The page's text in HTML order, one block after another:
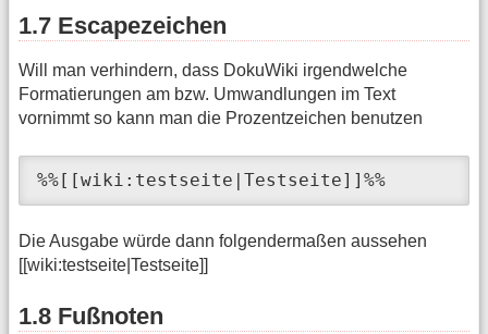
1.7 Escapezeichen
Will man verhindern, dass DokuWiki irgendwelche
Formatierungen am bzw. Umwandlungen im Text
vornimmt so kann man die Prozentzeichen benutzen
%%[[wiki:testseite|Testseite]]%%
Die Ausgabe würde dann folgendermaßen aussehen
[[wiki:testseite|Testseite]]
1.8 Fußnoten